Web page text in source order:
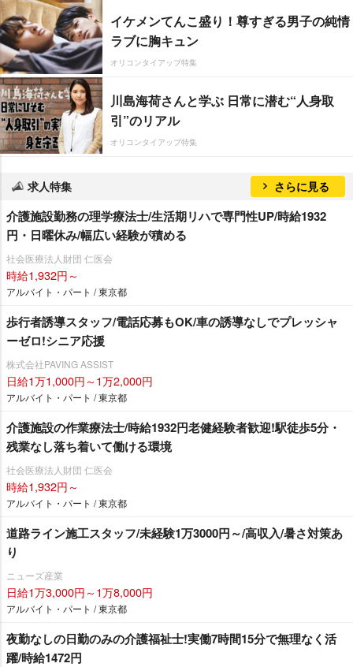
イケメンてんこ盛り！尊すぎる男子の純情
ラブに胸キュン
オリコンタイアップ特集
川島海荷さんと学ぶ 日常に潜む“人身取
引”のリアル
オリコンタイアップ特集
求人特集 さらに見る
介護施設勤務の理学療法士/生活期リハで専門性UP/時給1932
円・日曜休み/幅広い経験が積める
社会医療法人財団 仁医会
時給1,932円～
アルバイト・パート / 東京都
歩行者誘導スタッフ/電話応募もOK/車の誘導なしでプレッシャ
ーゼロ!シニア応援
株式会社PAVING ASSIST
日給1万1,000円～1万2,000円
アルバイト・パート / 東京都
介護施設の作業療法士/時給1932円老健経験者歓迎!駅徒歩5分・
残業なし落ち着いて働ける環境
社会医療法人財団 仁医会
時給1,932円～
アルバイト・パート / 東京都
道路ライン施工スタッフ/未経験1万3000円～/高収入/暑さ対策あ
り
ニューズ産業
日給1万3,000円～1万8,000円
アルバイト・パート / 東京都
夜勤なしの日勤のみの介護福祉士!実働7時間15分で無理なく活
躍/時給1472円